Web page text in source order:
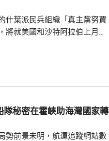
秘密是公司多年投入大量資源
如果從輕處罰，將...
什葉派民兵組織「真主黨努賈
將就美國和沙特阿拉伯上月底
」領導人卡阿比發聲明形容，
獲伊朗支持的民兵組織，指責
目標和沙特能源基建發...
隊秘密在霍峽助海灣國家轉
勢前景未明，航運追蹤網站數